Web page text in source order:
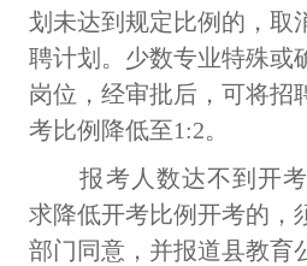
划未达到规定比例的，取
聘计划。少数专业特殊或
岗位，经审批后，可将招
考比例降低至1 :2。
报考人数达不到开
求降低开考比例开考的，
部门同意，并报道县教育